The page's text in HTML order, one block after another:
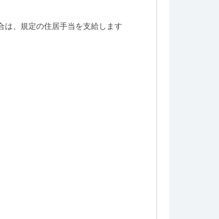
、規定の住居手当を支給します